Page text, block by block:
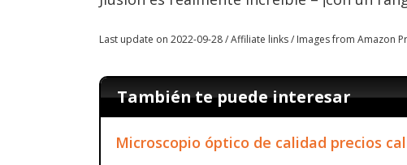
Last update on 2022-09-28 / Affiliate links / Images from Amazon
También te puede interesar
Microscopio óptico de calidad precios